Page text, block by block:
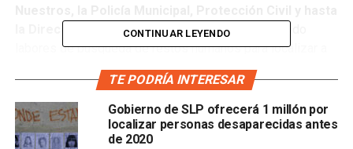
la Dirección de Obras Públicas, se han comenzado
labores de búsqueda de restos humanos para localizar a
estas personas.
Tan sólo en diciembre, las labores de búsqueda lograron
localizar a cuatro personas a través de sus restos óseos,
en los límites con Guadalcázar. Algunas otras personas,
CONTINUAR LEYENDO
TE PODRÍA INTERESAR
Gobierno de SLP ofrecerá 1 millón por
localizar personas desaparecidas antes
de 2020